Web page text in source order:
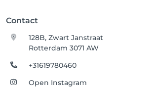
Contact
128B, Zwart Janstraat
Rotterdam 3071 AW
+31619780460
Open Instagram